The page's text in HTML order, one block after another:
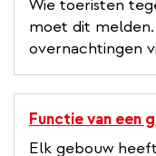
Wie toeristen
moet dit
overnachtingen
Functie van een
Elk gebouw